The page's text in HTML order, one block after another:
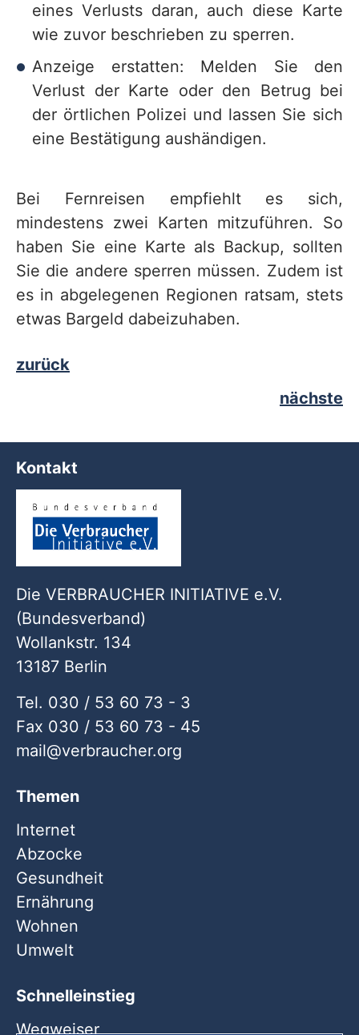
eines Verlusts daran, auch diese Karte
wie zuvor beschrieben zu sperren.
Anzeige erstatten: Melden Sie den
Verlust der Karte oder den Betrug bei
der örtlichen Polizei und lassen Sie sich
eine Bestätigung aushändigen.
Bei Fernreisen empfiehlt es sich,
mindestens zwei Karten mitzuführen. So
haben Sie eine Karte als Backup, sollten
Sie die andere sperren müssen. Zudem ist
es in abgelegenen Regionen ratsam, stets
etwas Bargeld dabeizuhaben.
zurück
nächste
Kontakt
Die VERBRAUCHER INITIATIVE e.V.
(Bundesverband)
Wollankstr. 134
13187 Berlin
Tel. 030 / 53 60 73 - 3
Fax 030 / 53 60 73 - 45
mail
verbraucher org
Themen
Internet
Abzocke
Gesundheit
Ernährung
Wohnen
Umwelt
Schnelleinstieg
Wegweiser